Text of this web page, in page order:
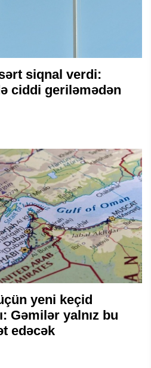
siqnal verdi:
ciddi geriləmədən
yeni keçid
Gəmilər yalnız bu
edəcək